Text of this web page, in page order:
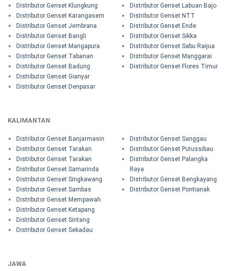
Distributor Genset Klungkung
Distributor Genset Karangasem
Distributor Genset Jembrana
Distributor Genset Bangli
Distributor Genset Mangapura
Distributor Genset Tabanan
Distributor Genset Badung
Distributor Genset Gianyar
Distributor Genset Denpasar
Distributor Genset Labuan Bajo
Distributor Genset NTT
Distributor Genset Ende
Distributor Genset Sikka
Distributor Genset Sabu Raijua
Distributor Genset Manggarai
Distributor Genset Flores Timur
KALIMANTAN
Distributor Genset Banjarmasin
Distributor Genset Tarakan
Distributor Genset Tarakan
Distributor Genset Samarinda
Distributor Genset Singkawang
Distributor Genset Sambas
Distributor Genset Mempawah
Distributor Genset Ketapang
Distributor Genset Sintang
Distributor Genset Sekadau
Distributor Genset Sanggau
Distributor Genset Putussibau
Distributor Genset Palangka
Raya
Distributor Genset Bengkayang
Distributor Genset Pontianak
JAWA